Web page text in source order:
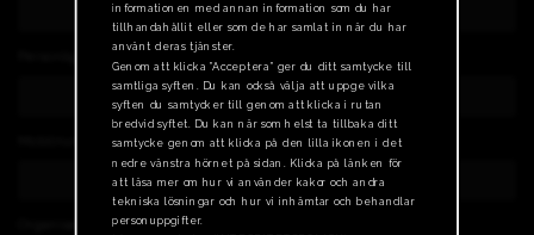
Personlig e-postadress (obligatorisk)
Mobilnummer (obligatorisk)
Organisationsnummer (obligatorisk)
informationen med annan information som du har
tillhandahållit eller som de har samlat in när du har
använt deras tjänster.
Genom att klicka ”Acceptera” ger du ditt samtycke till
samtliga syften. Du kan också välja att uppge vilka
syften du samtycker till genom att klicka i rutan
bredvid syftet. Du kan när som helst ta tillbaka ditt
samtycke genom att klicka på den lilla ikonen i det
nedre vänstra hörnet på sidan. Klicka på länken för
att läsa mer om hur vi använder kakor och andra
tekniska lösningar och hur vi inhämtar och behandlar
personuppgifter.